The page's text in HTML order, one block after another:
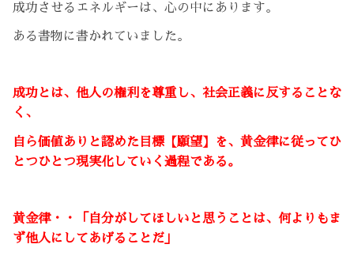
成功させるエネルギーは、心の中にあります。
ある書物に書かれていました。
成功とは、他人の権利を尊重し、社会正義に反することな
く、
自ら価値ありと認めた目標【願望】を、黄金律に従ってひ
とつひとつ現実化していく過程である。
黄金律・・「自分がしてほしいと思うことは、何よりもま
ず他人にしてあげることだ」